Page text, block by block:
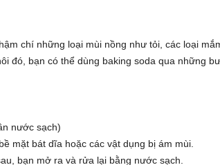
chí những loại mùi nồng như tỏi, các loại
đó, bạn có thể dùng baking soda qua những
nước sạch)
mặt bát dĩa hoặc các vật dụng bị ám mùi.
bạn mở ra và rửa lại bằng nước sạch.